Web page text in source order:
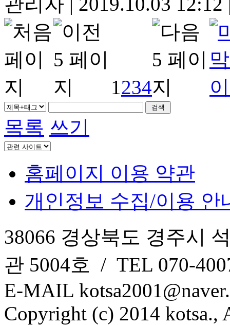
1234
목록 쓰기
홈페이지 이용 약관
개인정보 수집/이용 안
38066 경상북도 경주시
관 5004호 / TEL 070-
E-MAIL
Copyright (c) 2014 kotsa.,